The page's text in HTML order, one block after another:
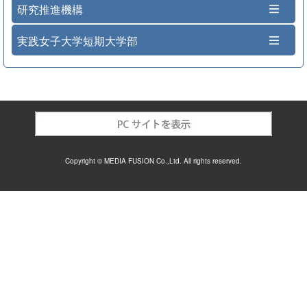
研究推進機構
実践女子大学短期大学部
Copyright © MEDIA FUSION Co.,Ltd. All rights reserved.